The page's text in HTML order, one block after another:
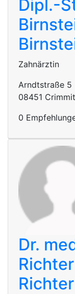
Dipl.-
Zahnärztin
Arndtstraße 5
08451
0
Dr.
Richter
Richter